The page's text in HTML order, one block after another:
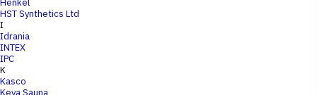
Henkel
HST Synthetics Ltd
I
Idrania
INTEX
IPC
K
Kasco
Keya Sauna